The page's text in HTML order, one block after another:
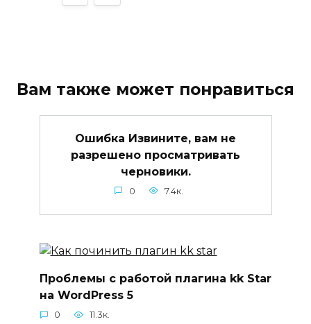
Вам также может понравиться
Ошибка Извините, вам не
разрешено просматривать
черновики.
0 7.4к.
Проблемы с работой плагина kk Star
на WordPress 5
0 11.3к.